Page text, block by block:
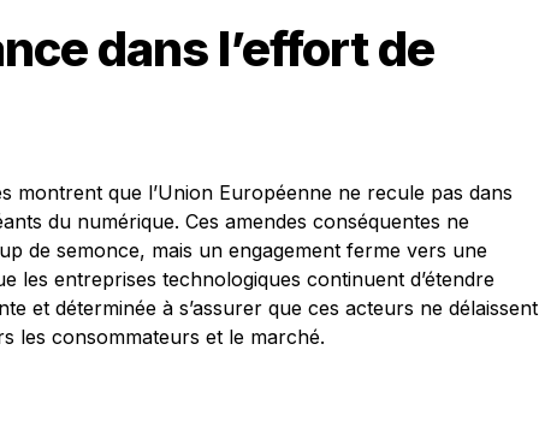
dans l’effort de
montrent que l’Union Européenne ne recule pas dans
du numérique. Ces amendes conséquentes ne
de semonce, mais un engagement ferme vers une
les entreprises technologiques continuent d’étendre
et déterminée à s’assurer que ces acteurs ne délaissent
les consommateurs et le marché.